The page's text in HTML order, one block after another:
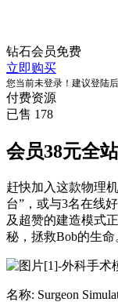
钻石会员免费
立即购买
您当前未登录！建议登陆
付费资源
已售 178
会员38元全
赶快加入这款物理
台”，或与3名在线
及超赞的建造模式
秘，拯救Bob的生
名称: Surgeon